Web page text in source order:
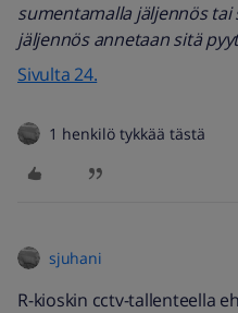
sumentamalla jäljennös tai
jäljennös annetaan sitä
Sivulta 24.
1 henkilö tykkää tästä
sjuhani
R-kioskin cctv-tallenteella